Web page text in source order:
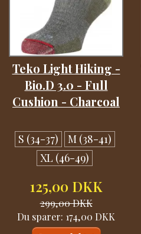
Teko Light Hiking -
Bio.D 3.0 - Full
Cushion - Charcoal
S (34-37)
M (38-41)
XL (46-49)
125,00 DKK
299,00 DKK
Du sparer: 174,00 DKK